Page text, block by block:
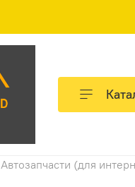
Автозапчасти (для